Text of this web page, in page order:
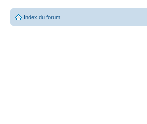
Index du forum